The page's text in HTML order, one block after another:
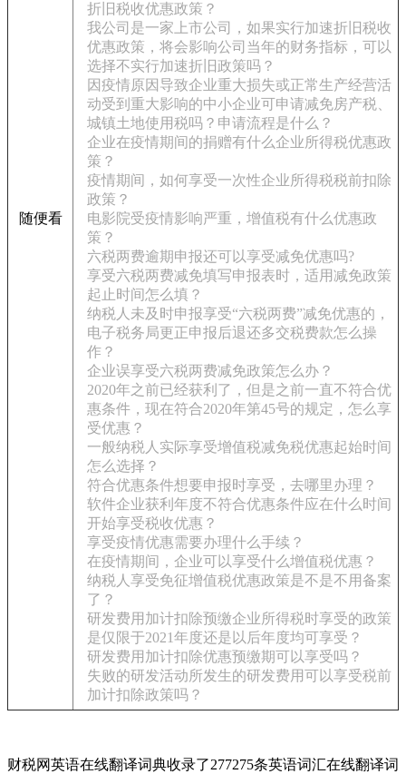
随便看
折旧税收优惠政策？
我公司是一家上市公司，如果实行加速折旧税收
优惠政策，将会影响公司当年的财务指标，可以
选择不实行加速折旧政策吗？
因疫情原因导致企业重大损失或正常生产经营活
动受到重大影响的中小企业可申请减免房产税、
城镇土地使用税吗？申请流程是什么？
企业在疫情期间的捐赠有什么企业所得税优惠政
策？
疫情期间，如何享受一次性企业所得税税前扣除
政策？
电影院受疫情影响严重，增值税有什么优惠政
策？
六税两费逾期申报还可以享受减免优惠吗?
享受六税两费减免填写申报表时，适用减免政策
起止时间怎么填？
纳税人未及时申报享受“六税两费”减免优惠的，
电子税务局更正申报后退还多交税费款怎么操
作？
企业误享受六税两费减免政策怎么办？
2020年之前已经获利了，但是之前一直不符合优
惠条件，现在符合2020年第45号的规定，怎么享
受优惠？
一般纳税人实际享受增值税减免税优惠起始时间
怎么选择？
符合优惠条件想要申报时享受，去哪里办理？
软件企业获利年度不符合优惠条件应在什么时间
开始享受税收优惠？
享受疫情优惠需要办理什么手续？
在疫情期间，企业可以享受什么增值税优惠？
纳税人享受免征增值税优惠政策是不是不用备案
了？
研发费用加计扣除预缴企业所得税时享受的政策
是仅限于2021年度还是以后年度均可享受？
研发费用加计扣除优惠预缴期可以享受吗？
失败的研发活动所发生的研发费用可以享受税前
加计扣除政策吗？
财税网英语在线翻译词典收录了277275条英语词汇在线翻译词